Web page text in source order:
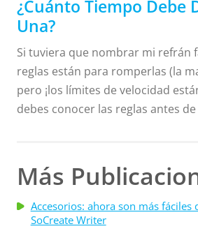
fáciles de detectar durante la
líneas del diálogo de tu guión.
cuatro problemas comunes de
(con ejemplos de guión de
probablemente puedas encontrar
mismo. 1) Líneas de relleno de los personajes de tu
resultados fueron fascinantes . . .
¿Cuánto Tiempo Debe
Una?
Si tuviera que nombrar mi refrán
reglas están para romperlas (la
pero ¡los límites de velocidad
debes conocer las reglas antes
escenas y secuencias de un guión.
pautas tienen una buena razón (al
límites de velocidad 😊), así que
demasiado de la marca o podrías
Más
Accesorios: ahora son más fáciles
SoCreate Writer